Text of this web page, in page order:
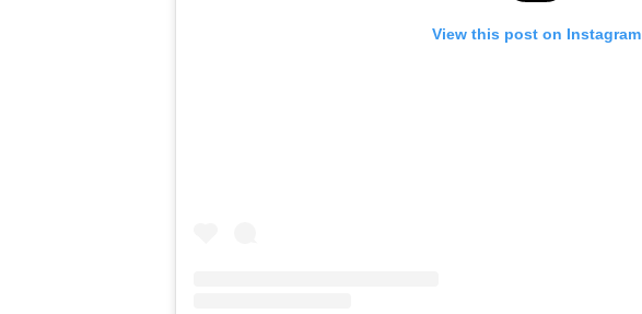
View this post on Instagram